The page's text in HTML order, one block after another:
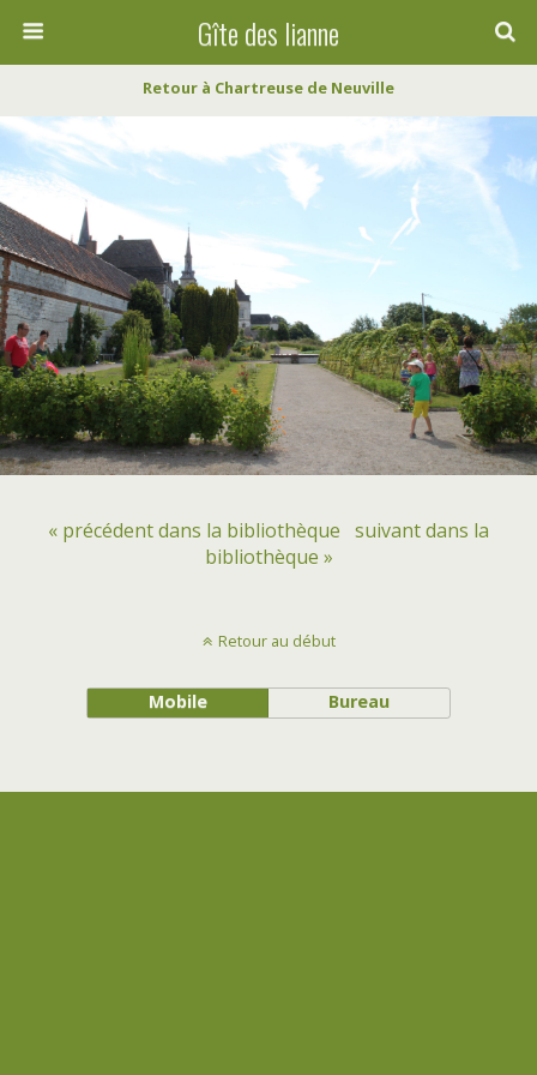
Gîte des lianne
Retour à Chartreuse de Neuville
« précédent dans la bibliothèque suivant dans la
bibliothèque »
Retour au début
Mobile Bureau